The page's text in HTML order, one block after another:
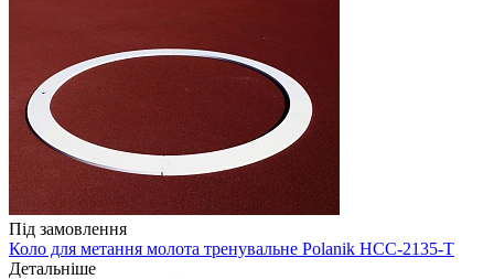
Під замовлення
Коло для метання молота тренувальне Polanik HCC-2135-T
Детальніше